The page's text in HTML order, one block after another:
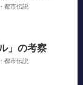
都市伝説
」の考察
都市伝説